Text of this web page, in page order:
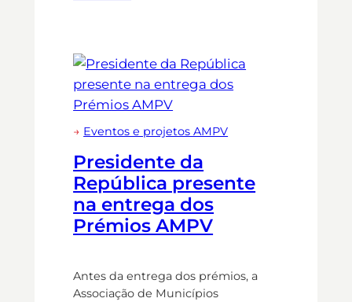
→ Eventos e projetos AMPV
Presidente da
República presente
na entrega dos
Prémios AMPV
Antes da entrega dos prémios, a
Associação de Municípios